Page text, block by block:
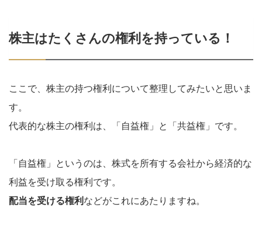
株主はたくさんの権利を持っている！
ここで、株主の持つ権利について整理してみたいと思いま
す。
代表的な株主の権利は、「自益権」と「共益権」です。
「自益権」というのは、株式を所有する会社から経済的な
利益を受け取る権利です。
配当を受ける権利 などがこれにあたりますね。